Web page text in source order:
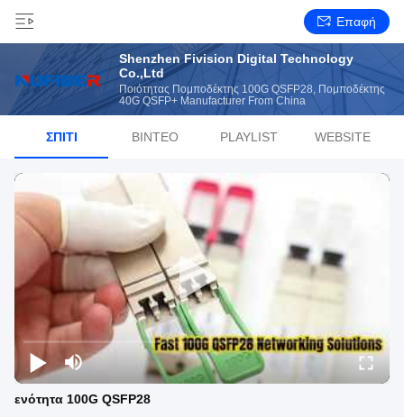
Επαφή
Shenzhen Fivision Digital Technology
Co.,Ltd
Ποιότητας Πομποδέκτης 100G QSFP28, Πομποδέκτης
40G QSFP+ Manufacturer From China
ΣΠΊΤΙ ΒΊΝΤΕΟ PLAYLIST WEBSITE
ενότητα 100G QSFP28